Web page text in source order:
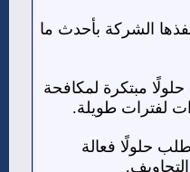
الشركة بأحدث ما
مبتكرة لمكافحة
لفترات طويلة.
حلولًا فعالة